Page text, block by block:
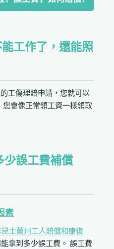
工作了，還能照
工傷理賠申請，您就可以
會像正常領工資一樣領取
少誤工費補償
素
昆士蘭州工人賠償和康復
拿到多少誤工費。 誤工費